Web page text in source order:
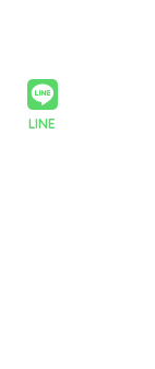
LINE